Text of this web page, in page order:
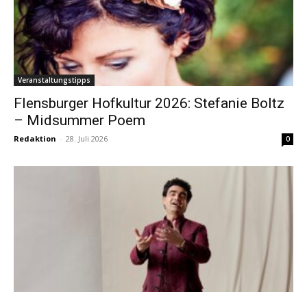
Veranstaltungstipps
Flensburger Hofkultur 2026: Stefanie Boltz
– Midsummer Poem
Redaktion - 28. Juli 2026 0